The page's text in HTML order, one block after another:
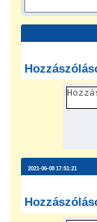
2021-06-08 17:51:21